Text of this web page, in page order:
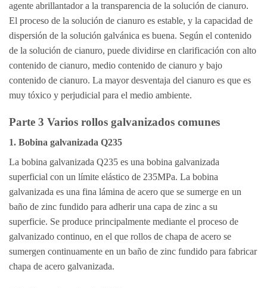
agente abrillantador a la transparencia de la solución de cianuro.
El proceso de la solución de cianuro es estable, y la capacidad de
dispersión de la solución galvánica es buena. Según el contenido
de la solución de cianuro, puede dividirse en clarificación con alto
contenido de cianuro, medio contenido de cianuro y bajo
contenido de cianuro. La mayor desventaja del cianuro es que es
muy tóxico y perjudicial para el medio ambiente.
Parte 3 Varios rollos galvanizados comunes
1. Bobina galvanizada Q235
La bobina galvanizada Q235 es una bobina galvanizada
superficial con un límite elástico de 235MPa. La bobina
galvanizada es una fina lámina de acero que se sumerge en un
baño de zinc fundido para adherir una capa de zinc a su
superficie. Se produce principalmente mediante el proceso de
galvanizado continuo, en el que rollos de chapa de acero se
sumergen continuamente en un baño de zinc fundido para fabricar
chapa de acero galvanizada.